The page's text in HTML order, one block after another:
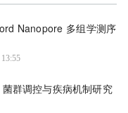
Nanopore 多组学测序
群调控与疾病机制研究